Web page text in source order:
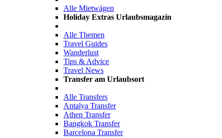
Alle Mietwägen
Holiday Extras Urlaubsmagazin
Alle Themen
Travel Guides
Wanderlust
Tips & Advice
Travel News
Transfer am Urlaubsort
Alle Transfers
Antalya Transfer
Athen Transfer
Bangkok Transfer
Barcelona Transfer